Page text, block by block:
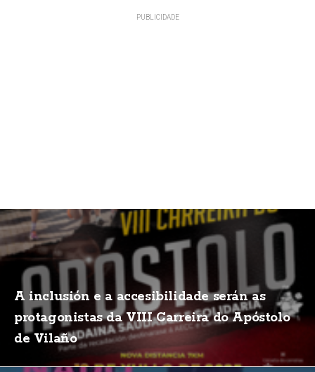
A inclusión e a accesibilidade serán as
protagonistas da VIII Carreira do Apóstolo
de Vilaño